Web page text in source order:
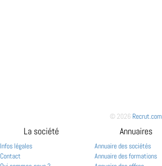
© 2026 Recrut.com
La société
Infos légales
Contact
Annuaires
Annuaire des sociétés
Annuaire des formations